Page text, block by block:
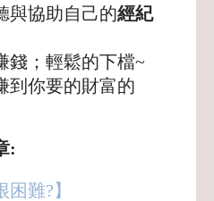
與協助自己的經紀
錢；輕鬆的下檔~
到你要的財富的
:
難?】